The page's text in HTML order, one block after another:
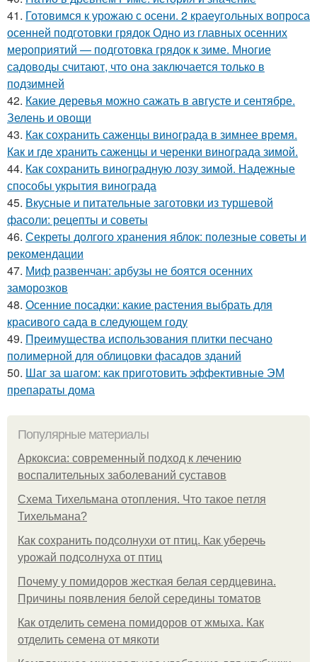
41. Готовимся к урожаю с осени. 2 краеугольных вопроса
осенней подготовки грядок Одно из главных осенних
мероприятий — подготовка грядок к зиме. Многие
садоводы считают, что она заключается только в
подзимней
42. Какие деревья можно сажать в августе и сентябре.
Зелень и овощи
43. Как сохранить саженцы винограда в зимнее время.
Как и где хранить саженцы и черенки винограда зимой.
44. Как сохранить виноградную лозу зимой. Надежные
способы укрытия винограда
45. Вкусные и питательные заготовки из туршевой
фасоли: рецепты и советы
46. Секреты долгого хранения яблок: полезные советы и
рекомендации
47. Миф развенчан: арбузы не боятся осенних
заморозков
48. Осенние посадки: какие растения выбрать для
красивого сада в следующем году
49. Преимущества использования плитки песчано
полимерной для облицовки фасадов зданий
50. Шаг за шагом: как приготовить эффективные ЭМ
препараты дома
Популярные материалы
Аркоксиа: современный подход к лечению
воспалительных заболеваний суставов
Схема Тихельмана отопления. Что такое петля
Тихельмана?
Как сохранить подсолнухи от птиц. Как уберечь
урожай подсолнуха от птиц
Почему у помидоров жесткая белая сердцевина.
Причины появления белой середины томатов
Как отделить семена помидоров от жмыха. Как
отделить семена от мякоти